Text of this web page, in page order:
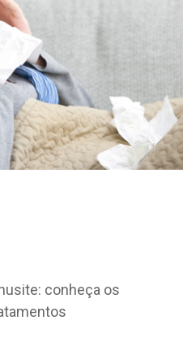
conheça os